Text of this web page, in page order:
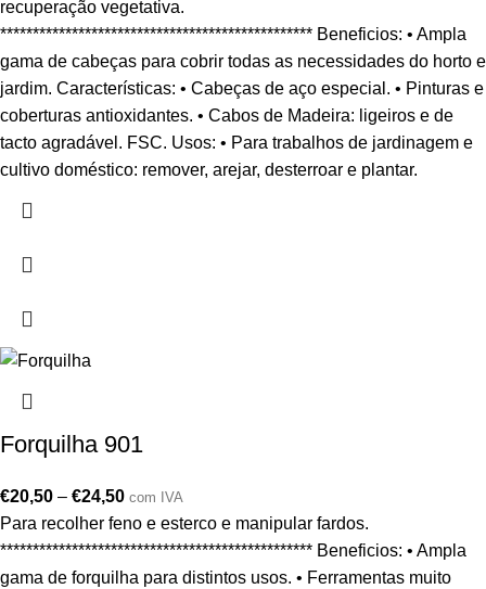
recuperação vegetativa.
************************************************ Beneficios: • Ampla
gama de cabeças para cobrir todas as necessidades do horto e
jardim. Características: • Cabeças de aço especial. • Pinturas e
coberturas antioxidantes. • Cabos de Madeira: ligeiros e de
tacto agradável. FSC. Usos: • Para trabalhos de jardinagem e
cultivo doméstico: remover, arejar, desterroar e plantar.
Forquilha 901
€20,50 – €24,50 com IVA
Para recolher feno e esterco e manipular fardos.
************************************************ Beneficios: • Ampla
gama de forquilha para distintos usos. • Ferramentas muito